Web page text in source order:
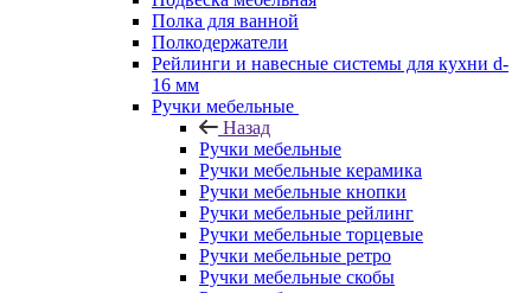
Полка для ванной
Полкодержатели
Рейлинги и навесные системы для кухни d-
16 мм
Ручки мебельные
Назад
Ручки мебельные
Ручки мебельные керамика
Ручки мебельные кнопки
Ручки мебельные рейлинг
Ручки мебельные торцевые
Ручки мебельные ретро
Ручки мебельные скобы